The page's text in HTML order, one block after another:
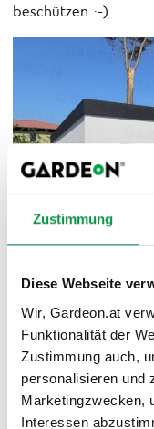
Zustimmung
Diese Webseite
Wir, Gardeon.at
Funktionalität der
Zustimmung auch,
personalisieren und
Marketingzwecken,
Interessen
beschützen. :-)
Ein weiteres Plus
Wartungsfreiheit.
Familienhauses
Hochdruckreiniger
bereit Ihnen im